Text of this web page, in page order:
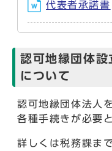
代表者承諾書
認可地縁団体設
について
認可地縁団体法人
各種手続きが必要
詳しくは税務課ま